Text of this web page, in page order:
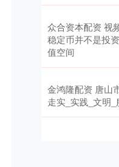
众合资本配资 视
稳定币并不是投
值空间
金鸿隆配资 唐山
走实_实践_文明_